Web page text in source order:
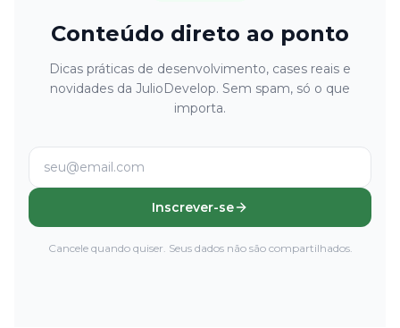
Conteúdo direto ao ponto
Dicas práticas de desenvolvimento, cases reais e
novidades da JulioDevelop. Sem spam, só o que
importa.
Inscrever-se
Cancele quando quiser. Seus dados não são compartilhados.